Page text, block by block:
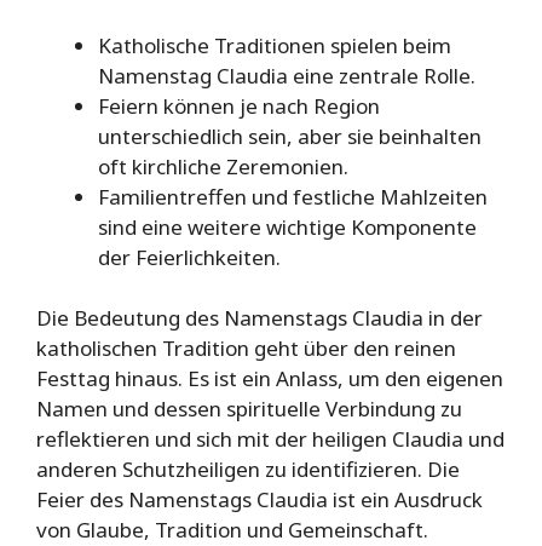
Katholische Traditionen spielen beim
Namenstag Claudia eine zentrale Rolle.
Feiern können je nach Region
unterschiedlich sein, aber sie beinhalten
oft kirchliche Zeremonien.
Familientreffen und festliche Mahlzeiten
sind eine weitere wichtige Komponente
der Feierlichkeiten.
Die Bedeutung des Namenstags Claudia in der
katholischen Tradition geht über den reinen
Festtag hinaus. Es ist ein Anlass, um den eigenen
Namen und dessen spirituelle Verbindung zu
reflektieren und sich mit der heiligen Claudia und
anderen Schutzheiligen zu identifizieren. Die
Feier des Namenstags Claudia ist ein Ausdruck
von Glaube, Tradition und Gemeinschaft.